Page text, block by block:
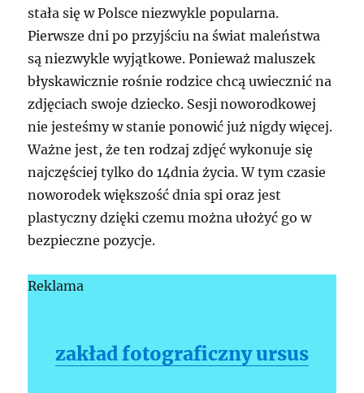
stała się w Polsce niezwykle popularna.
Pierwsze dni po przyjściu na świat maleństwa
są niezwykle wyjątkowe. Ponieważ maluszek
błyskawicznie rośnie rodzice chcą uwiecznić na
zdjęciach swoje dziecko. Sesji noworodkowej
nie jesteśmy w stanie ponowić już nigdy więcej.
Ważne jest, że ten rodzaj zdjęć wykonuje się
najczęściej tylko do 14dnia życia. W tym czasie
noworodek większość dnia spi oraz jest
plastyczny dzięki czemu można ułożyć go w
bezpieczne pozycje.
Reklama
zakład fotograficzny ursus